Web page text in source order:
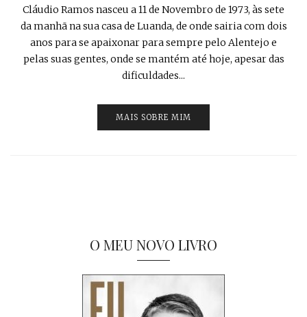
Cláudio Ramos nasceu a 11 de Novembro de 1973, às sete
da manhã na sua casa de Luanda, de onde sairia com dois
anos para se apaixonar para sempre pelo Alentejo e
pelas suas gentes, onde se mantém até hoje, apesar das
dificuldades...
MAIS SOBRE MIM
O MEU NOVO LIVRO